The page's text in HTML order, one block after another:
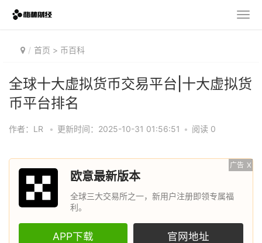
首页 > 币百科
全球十大虚拟货币交易平台|十大虚拟货
币平台排名
作者：LR • 更新时间：2025-10-31 01:56:51 • 阅读 0
广告 X
欧意最新版本
全球三大交易所之一，新用户注册即领专属福
利。
APP下载 官网地址